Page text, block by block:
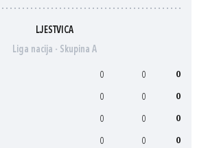
LJESTVICA
Liga nacija - Skupina A
0 0 0
0 0 0
0 0 0
0 0 0